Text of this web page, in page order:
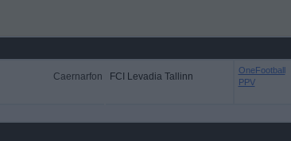
Caernarfon FCI Levadia Tallinn
OneFootball
PPV